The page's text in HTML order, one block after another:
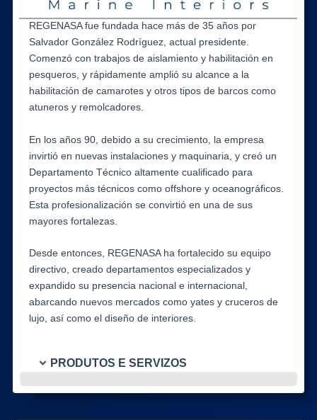
REGENASA fue fundada hace más de 35 años por
Salvador González Rodríguez, actual presidente.
Comenzó con trabajos de aislamiento y habilitación en
pesqueros, y rápidamente amplió su alcance a la
habilitación de camarotes y otros tipos de barcos como
atuneros y remolcadores.
En los años 90, debido a su crecimiento, la empresa
invirtió en nuevas instalaciones y maquinaria, y creó un
Departamento Técnico altamente cualificado para
proyectos más técnicos como offshore y oceanográficos.
Esta profesionalización se convirtió en una de sus
mayores fortalezas.
Desde entonces, REGENASA ha fortalecido su equipo
directivo, creado departamentos especializados y
expandido su presencia nacional e internacional,
abarcando nuevos mercados como yates y cruceros de
lujo, así como el diseño de interiores.
PRODUTOS E SERVIZOS